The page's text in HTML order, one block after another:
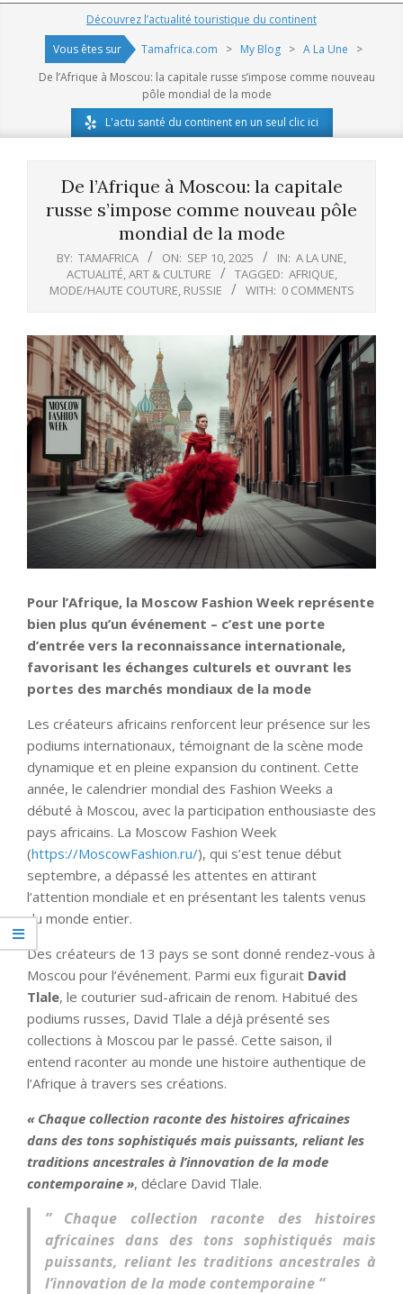
Navigation
Découvrez l’actualité touristique du continent
Vous êtes sur
Tamafrica.com > My Blog > A La Une
>
De l’Afrique à Moscou: la capitale russe s’impose comme nouveau
pôle mondial de la mode
L'actu santé du continent en un seul clic ici
De l’Afrique à Moscou: la capitale
russe s’impose comme nouveau pôle
mondial de la mode
BY: TAMAFRICA ON: SEP 10, 2025 IN: A LA UNE,
ACTUALITÉ,ART & CULTURE TAGGED: AFRIQUE,
MODE/HAUTE COUTURE, RUSSIE WITH: 0 COMMENTS
Pour l’Afrique, la Moscow Fashion Week représente
bien plus qu’un événement – c’est une porte
d’entrée vers la reconnaissance internationale,
favorisant les échanges culturels et ouvrant les
portes des marchés mondiaux de la mode
Les créateurs africains renforcent leur présence sur les
podiums internationaux, témoignant de la scène mode
dynamique et en pleine expansion du continent. Cette
année, le calendrier mondial des Fashion Weeks a
débuté à Moscou, avec la participation enthousiaste des
pays africains. La Moscow Fashion Week
(https://MoscowFashion.ru/), qui s’est tenue début
septembre, a dépassé les attentes en attirant
l’attention mondiale et en présentant les talents venus
du monde entier.
Des créateurs de 13 pays se sont donné rendez-vous à
Moscou pour l’événement. Parmi eux figurait David
Tlale, le couturier sud-africain de renom. Habitué des
podiums russes, David Tlale a déjà présenté ses
collections à Moscou par le passé. Cette saison, il
entend raconter au monde une histoire authentique de
l’Afrique à travers ses créations.
« Chaque collection raconte des histoires africaines
dans des tons sophistiqués mais puissants, reliant les
traditions ancestrales à l’innovation de la mode
contemporaine », déclare David Tlale.
” Chaque collection raconte des histoires
africaines dans des tons sophistiqués mais
puissants, reliant les traditions ancestrales à
l’innovation de la mode contemporaine “